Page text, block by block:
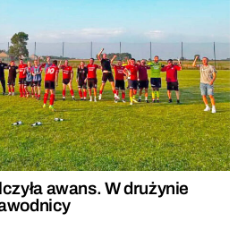
awans. W drużynie